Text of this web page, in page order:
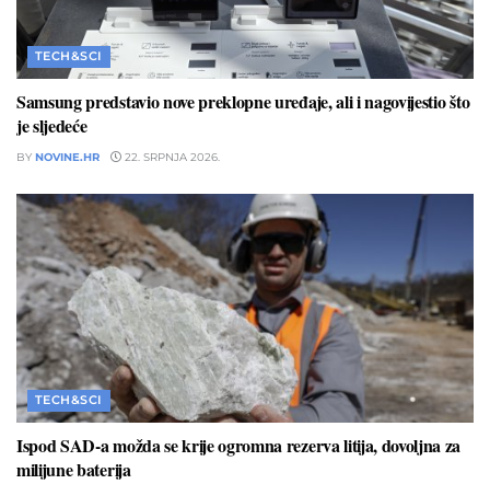
TECH&SCI
Samsung predstavio nove preklopne uređaje, ali i nagovijestio što
je sljedeće
BY NOVINE.HR 22. SRPNJA 2026.
TECH&SCI
Ispod SAD-a možda se krije ogromna rezerva litija, dovoljna za
milijune baterija